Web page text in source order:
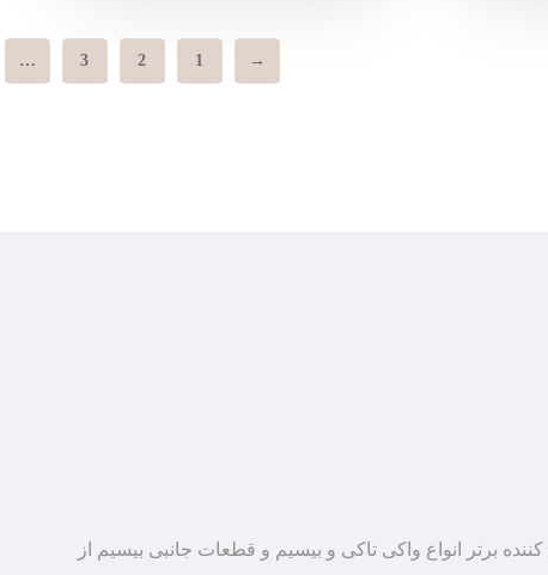
→
1
2
3
…
برتر انواع واکی تاکی و بیسیم و قطعات جانبی بیسیم از